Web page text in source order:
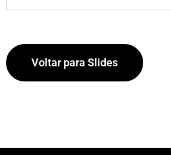
Voltar para Slides